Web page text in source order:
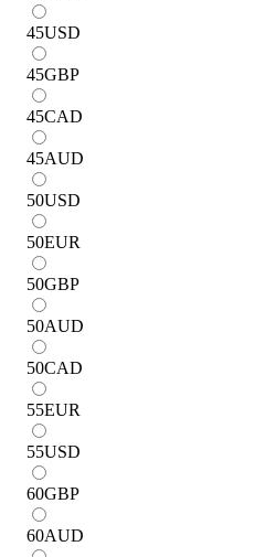
45USD
45GBP
45CAD
45AUD
50USD
50EUR
50GBP
50AUD
50CAD
55EUR
55USD
60GBP
60AUD